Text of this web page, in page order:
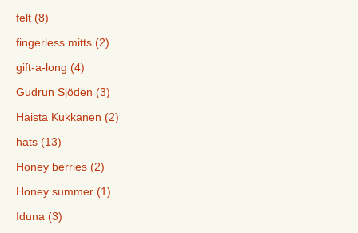
felt (8)
fingerless mitts (2)
gift-a-long (4)
Gudrun Sjöden (3)
Haista Kukkanen (2)
hats (13)
Honey berries (2)
Honey summer (1)
Iduna (3)